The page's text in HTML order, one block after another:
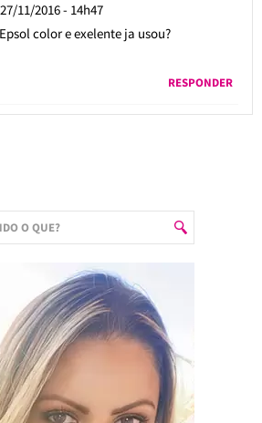
27/11/2016 - 14h47
color e exelente ja usou?
RESPONDER